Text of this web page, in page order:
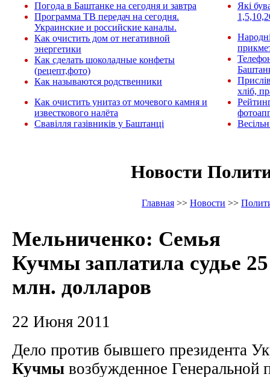
Погода в Баштанке на сегодня и завтра
Программа ТВ передач на сегодня.
Украинские и российские каналы.
Как очистить дом от негативной
энергетики
Как сделать шоколадные конфеты
(рецепт,фото)
Как называются родственники
Как очистить унитаз от мочевого камня и
известкового налёта
Свавілля газівників у Баштанці
Які
хліб,
Новости
Главная >> Новости >>
Мельниченко: Семья
Кучмы заплатила судье 25
млн. долларов
22 Июня 2011
Дело против бывшего президента
Кучмы возбужденное Генеральной